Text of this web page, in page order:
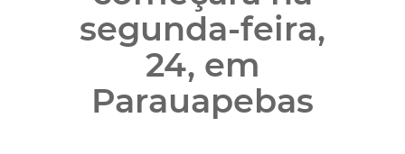
segunda-feira,
24, em
Parauapebas